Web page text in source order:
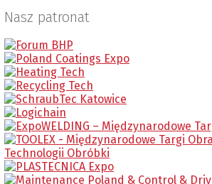
Nasz patronat